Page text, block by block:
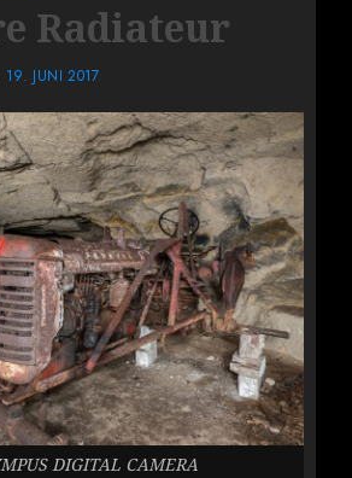
Radiateur
19. JUNI 2017
DIGITAL CAMERA